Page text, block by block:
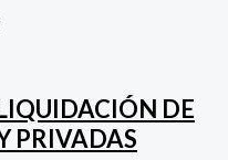
DE
PRIVADAS